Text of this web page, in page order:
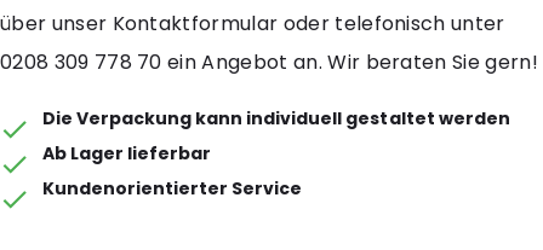
über unser Kontaktformular oder telefonisch unter
0208 309 778 70 ein Angebot an. Wir beraten Sie gern!
Die Verpackung kann individuell gestaltet werden
Ab Lager lieferbar
Kundenorientierter Service